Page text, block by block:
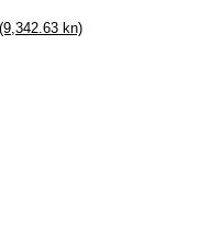
(9,342.63 kn)